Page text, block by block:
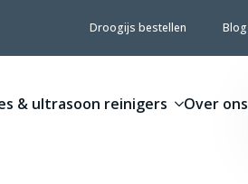
Droogijs bestellen Blog
& ultrasoon reinigers Over ons